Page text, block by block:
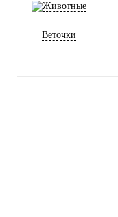
Животные
Веточки